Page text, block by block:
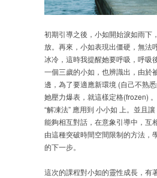
初期引導之後，小如開始淚如雨下
放。再來，小如表現出僵硬，無法
冰冷，這時我提醒她要呼吸，呼吸
一個三歲的小如，也辨識出，由於
邊，為了要適應新環境 (自己不熟
她壓力爆表，就這樣定格(frozen)
“解凍法” 應用到 小小如 上。並且
能夠相互對話，在意象引導中，互
由這種突破時間空間限制的方法，
的下一步。
這次的課程對小如的靈性成長，有